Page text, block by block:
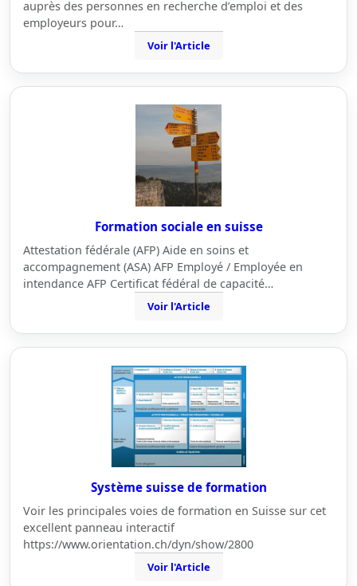
auprès des personnes en recherche d’emploi et des
employeurs pour…
Voir l'Article
Formation sociale en suisse
Attestation fédérale (AFP) Aide en soins et
accompagnement (ASA) AFP Employé / Employée en
intendance AFP Certificat fédéral de capacité…
Voir l'Article
Système suisse de formation
Voir les principales voies de formation en Suisse sur cet
excellent panneau interactif
https://www.orientation.ch/dyn/show/2800
Voir l'Article